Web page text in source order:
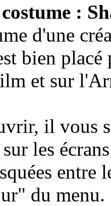
:
d'une
bien
et sur
il vous
les
du menu.